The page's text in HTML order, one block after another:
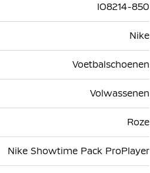
IO8214-850
Nike
Voetbalschoenen
Volwassenen
Roze
Nike Showtime Pack ProPlayer